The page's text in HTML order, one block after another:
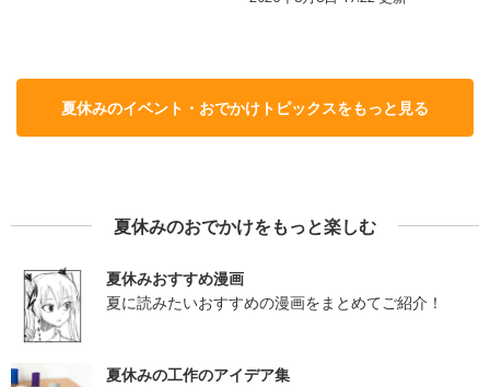
夏休みのイベント・おでかけトピックスをもっと見る
夏休みのおでかけをもっと楽しむ
夏休みおすすめ漫画
夏に読みたいおすすめの漫画をまとめてご紹介！
夏休みの工作のアイデア集